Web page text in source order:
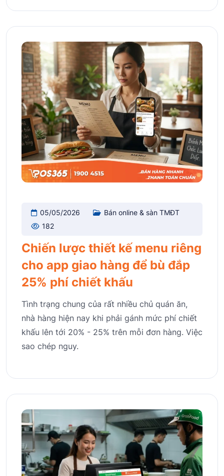
05/05/2026
Bán online & sàn TMĐT
182
Chiến lược thiết kế menu riêng
cho app giao hàng để bù đắp
25% phí chiết khấu
Tình trạng chung của rất nhiều chủ quán ăn,
nhà hàng hiện nay khi phải gánh mức phí chiết
khấu lên tới 20% - 25% trên mỗi đơn hàng. Việc
sao chép nguy.